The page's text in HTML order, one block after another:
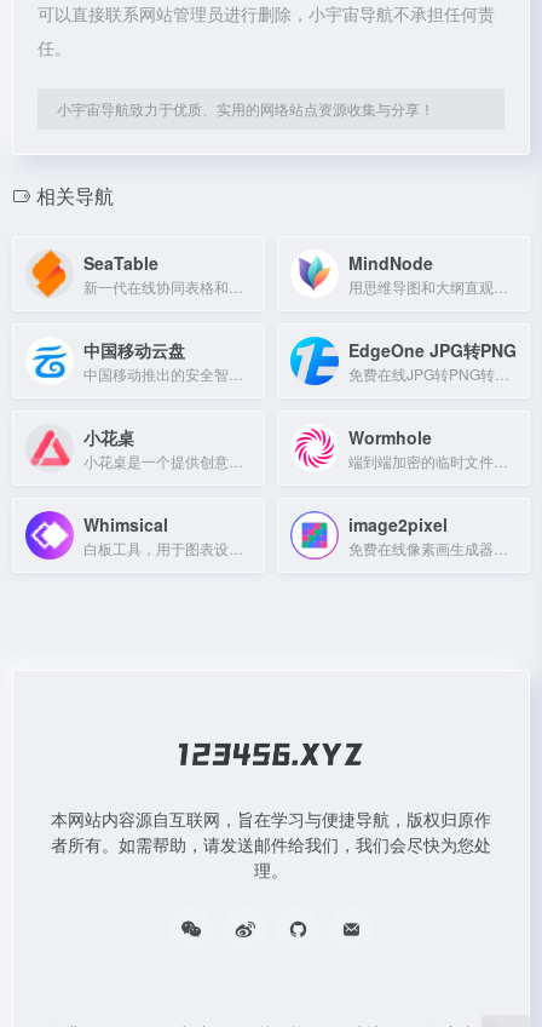
可以直接联系网站管理员进行删除，小宇宙导航不承担任何责
任。
小宇宙导航致力于优质、实用的网络站点资源收集与分享！
相关导航
SeaTable MindNode
中国移动云盘 EdgeOne JPG转PNG
小花桌 Wormhole
Whimsical image2pixel
本网站内容源自互联网，旨在学习与便捷导航，版权归原作
者所有。如需帮助，请发送邮件给我们，我们会尽快为您处
理。